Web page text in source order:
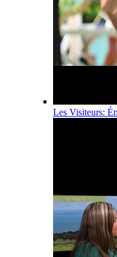
Les Visiteurs: